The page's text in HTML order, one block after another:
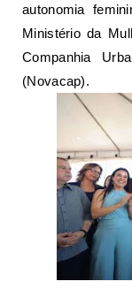
autonomia
Ministério da
Companhia
(Novacap).